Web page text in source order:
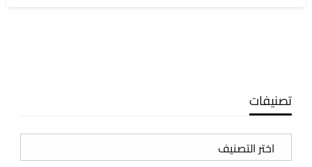
تصنيفات
تصنيفات